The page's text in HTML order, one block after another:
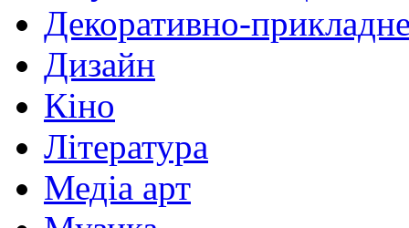
Декоративно-
Дизайн
Кіно
Література
Медіа арт